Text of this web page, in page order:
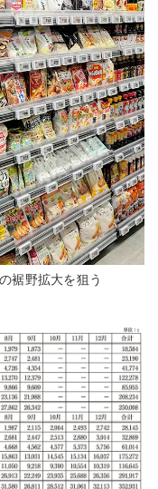
裾野拡大を狙う